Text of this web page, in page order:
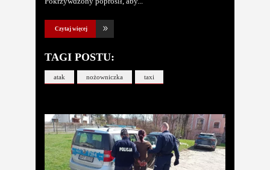
Czytaj więcej
TAGI POSTU:
atak nożowniczka taxi